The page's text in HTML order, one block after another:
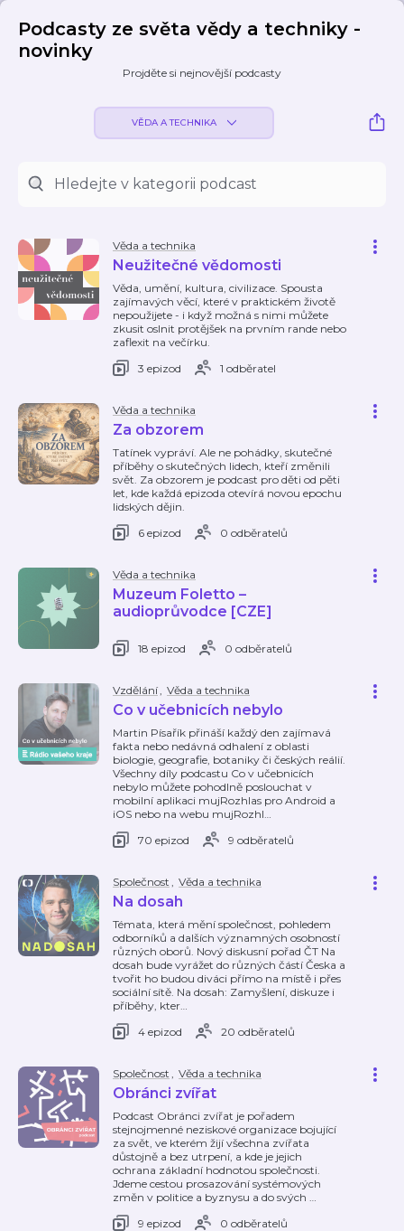
Podcasty ze světa vědy a techniky -
novinky
Projděte si nejnovější podcasty
VĚDA A TECHNIKA
Věda a technika
Neužitečné vědomosti
Věda, umění, kultura, civilizace. Spousta
zajímavých věcí, které v praktickém životě
nepoužijete - i když možná s nimi můžete
zkusit oslnit protějšek na prvním rande nebo
zaflexit na večírku.
3 epizod
1 odběratel
Věda a technika
Za obzorem
Tatínek vypráví. Ale ne pohádky, skutečné
příběhy o skutečných lidech, kteří změnili
svět. Za obzorem je podcast pro děti od pěti
let, kde každá epizoda otevírá novou epochu
lidských dějin.
6 epizod
0 odběratelů
Věda a technika
Muzeum Foletto –
audioprůvodce [CZE]
18 epizod 0 odběratelů
Vzdělání, Věda a technika
Co v učebnicích nebylo
Martin Písařík přináší každý den zajímavá
fakta nebo nedávná odhalení z oblasti
biologie, geografie, botaniky či českých reálií.
Všechny díly podcastu Co v učebnicích
nebylo můžete pohodlně poslouchat v
mobilní aplikaci mujRozhlas pro Android a
iOS nebo na webu mujRozhl…
70 epizod
9 odběratelů
Společnost , Věda a technika
Na dosah
Témata, která mění společnost, pohledem
odborníků a dalších významných osobností
různých oborů. Nový diskusní pořad ČT Na
dosah bude vyrážet do různých částí Česka a
tvořit ho budou diváci přímo na místě i přes
sociální sítě. Na dosah: Zamyšlení, diskuze i
příběhy, kter…
4 epizod
20 odběratelů
Společnost , Věda a technika
Obránci zvířat
Podcast Obránci zvířat je pořadem
stejnojmenné neziskové organizace bojující
za svět, ve kterém žijí všechna zvířata
důstojně a bez utrpení, a kde je jejich
ochrana základní hodnotou společnosti.
Jdeme cestou prosazování systémových
změn v politice a byznysu a do svých …
9 epizod
0 odběratelů